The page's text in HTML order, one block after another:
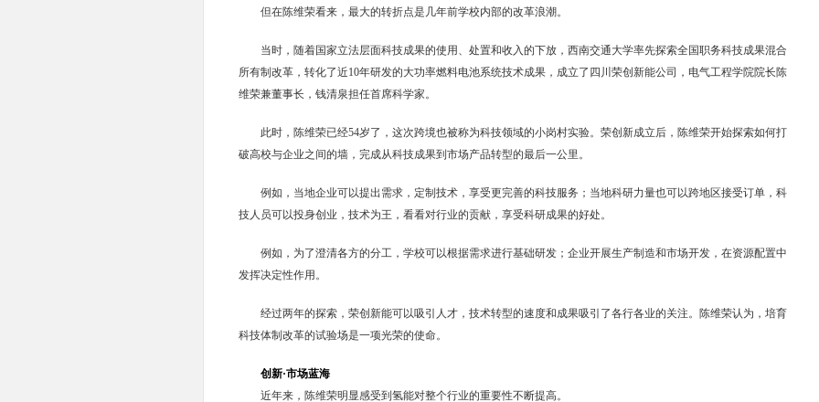
但在陈维荣看来，最大的转折点是几年前学校内部的改革浪潮。
当时，随着国家立法层面科技成果的使用、处置和收入的下放，西南交通大学率先探索全国职务科技成果混合
所有制改革，转化了近10年研发的大功率燃料电池系统技术成果，成立了四川荣创新能公司，电气工程学院院长陈
维荣兼董事长，钱清泉担任首席科学家。
此时，陈维荣已经54岁了，这次跨境也被称为科技领域的小岗村实验。荣创新成立后，陈维荣开始探索如何打
破高校与企业之间的墙，完成从科技成果到市场产品转型的最后一公里。
例如，当地企业可以提出需求，定制技术，享受更完善的科技服务；当地科研力量也可以跨地区接受订单，科
技人员可以投身创业，技术为王，看看对行业的贡献，享受科研成果的好处。
例如，为了澄清各方的分工，学校可以根据需求进行基础研发；企业开展生产制造和市场开发，在资源配置中
发挥决定性作用。
经过两年的探索，荣创新能可以吸引人才，技术转型的速度和成果吸引了各行各业的关注。陈维荣认为，培育
科技体制改革的试验场是一项光荣的使命。
创新·市场蓝海
近年来，陈维荣明显感受到氢能对整个行业的重要性不断提高。